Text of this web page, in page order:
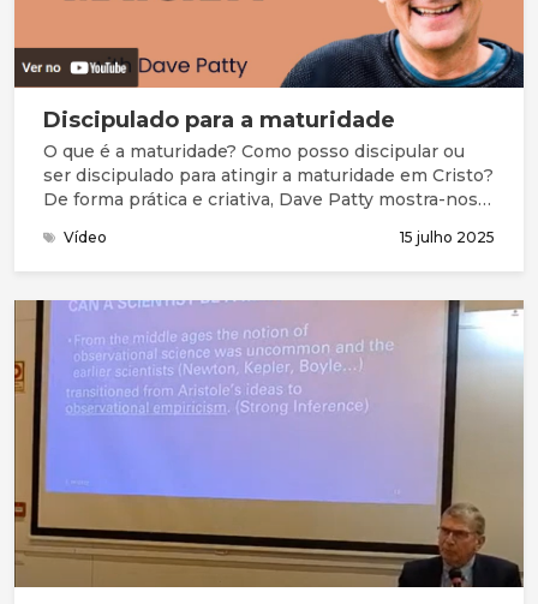
Discipulado para a maturidade
O que é a maturidade? Como posso discipular ou
ser discipulado para atingir a maturidade em Cristo?
De forma prática e criativa, Dave Patty mostra-nos
Vídeo 15 julho 2025